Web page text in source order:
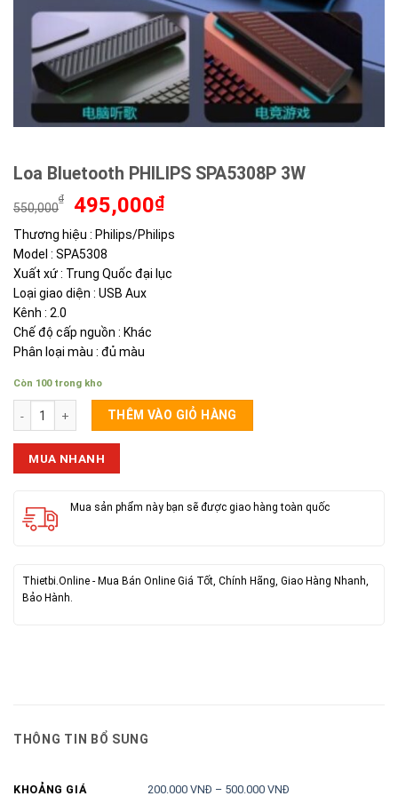
Loa Bluetooth PHILIPS SPA5308P 3W
550,000
₫
Giá
là:
550,000₫.
495,000₫Giá
tại
495,000₫.
Thương hiệu : Philips/Philips
Model : SPA5308
Xuất xứ : Trung Quốc đại lục
Loại giao diện : USB Aux
Kênh : 2.0
Chế độ cấp nguồn : Khác
Phân loại màu : đủ màu
Còn 100 trong kho
Loa Bluetooth PHILIPS SPA5308P 3W số lượng
THÊM VÀO GIỎ HÀNG
MUA NHANH
Mua sản phẩm này bạn sẽ được giao hàng toàn quốc
Thietbi.Online - Mua Bán Online Giá Tốt, Chính Hãng, Giao Hàng Nhanh,
Bảo Hành.
THÔNG TIN BỔ SUNG
KHOẢNG GIÁ 200.000 VNĐ – 500.000 VNĐ